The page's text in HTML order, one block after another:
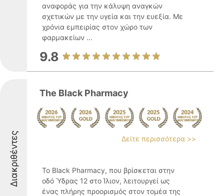
αναφοράς για την κάλυψη αναγκών
σχετικών με την υγεία και την ευεξία. Με
χρόνια εμπειρίας στον χώρο των
φαρμακείων ...
9.8
Διακριθέντες
The Black Pharmacy
Δείτε περισσότερα >>
Το Black Pharmacy, που βρίσκεται στην
οδό Ύδρας 12 στο Ίλιον, λειτουργεί ως
ένας πλήρης προορισμός στον τομέα της